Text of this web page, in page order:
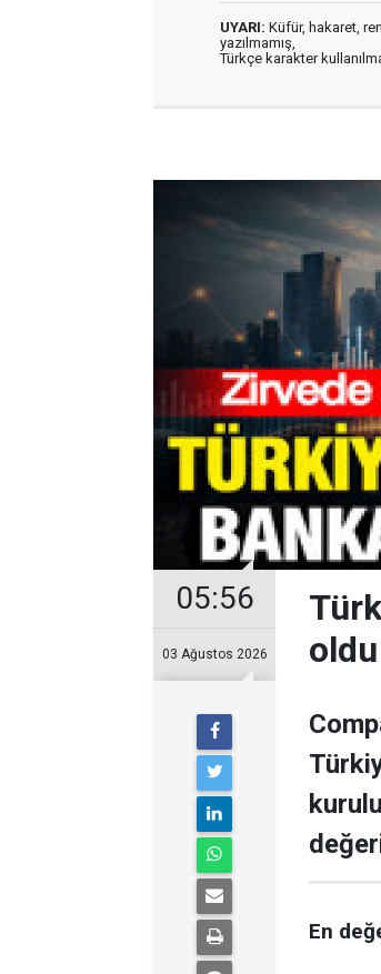
UYARI: Küfür, hakaret,
yazılmamış,
Türkçe karakter
05:56
03 Ağustos 2026
oldu
En